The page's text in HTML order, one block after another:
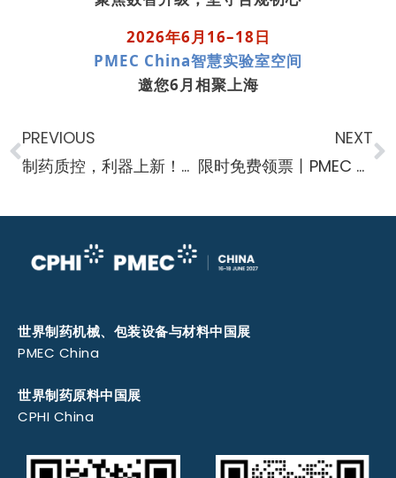
2026年6月16–18日
PMEC China智慧实验室空间
邀您6月相聚上海
PREVIOUS
制药质控，利器上新！安东帕携新品亮相智慧实验室空间
NEXT
限时免费领票丨PMEC China 2026重磅剧透：制药企业破解“环保停产、能耗亏损、设备风险”的绿色答案，就在6月上海！
世界制药机械、包装设备与材料中国展
PMEC China
世界制药原料中国展
CPHI China